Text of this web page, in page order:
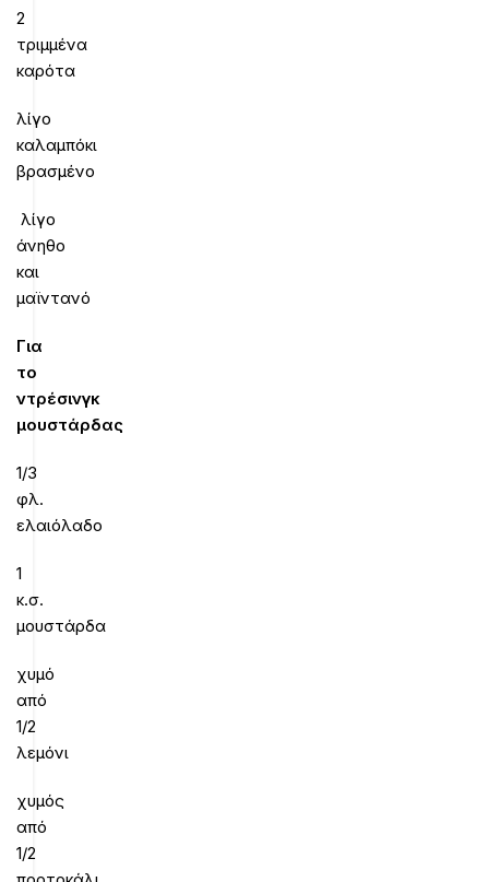
2
τριμμένα
καρότα
λίγο
καλαμπόκι
βρασμένο
λίγο
άνηθο
και
μαϊντανό
Για
το
ντρέσινγκ
μουστάρδας
1/3
φλ.
ελαιόλαδο
1
κ.σ.
μουστάρδα
χυμό
από
1/2
λεμόνι
χυμός
από
1/2